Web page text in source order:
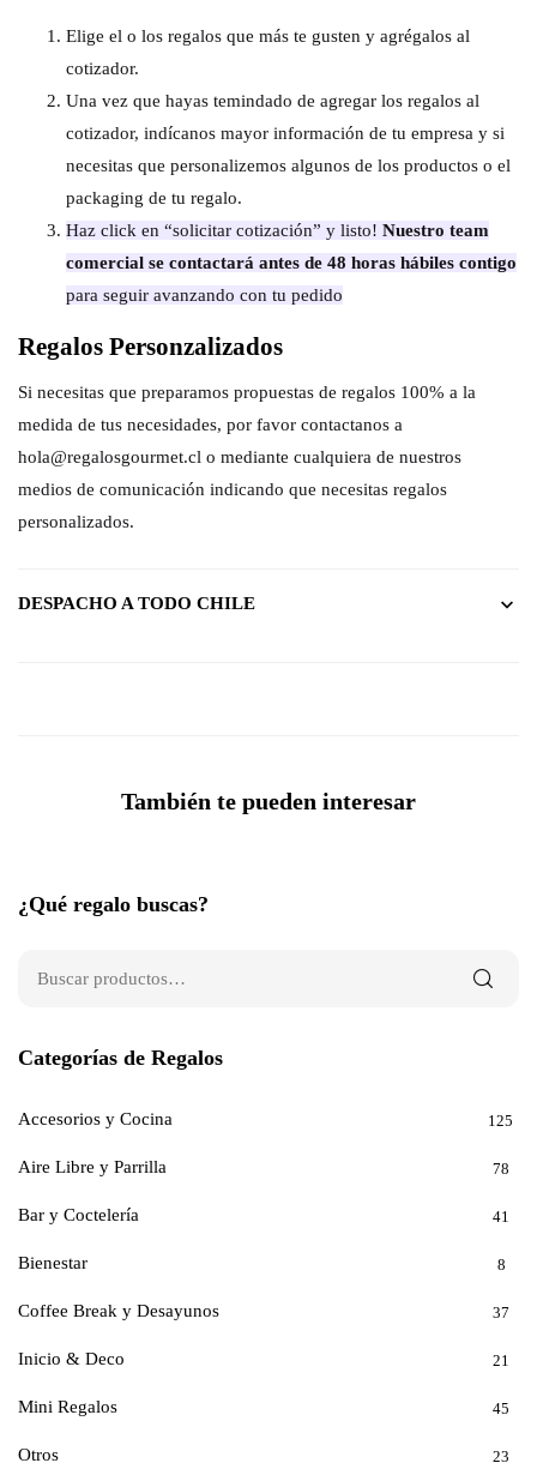
Elige el o los regalos que más te gusten y agrégalos al
cotizador.
Una vez que hayas temindado de agregar los regalos al
cotizador, indícanos mayor información de tu empresa y si
necesitas que personalizemos algunos de los productos o el
packaging de tu regalo.
Haz click en “solicitar cotización” y listo! Nuestro team
comercial se contactará antes de 48 horas hábiles contigo
para seguir avanzando con tu pedido
Regalos Personzalizados
Si necesitas que preparamos propuestas de regalos 100% a la
medida de tus necesidades, por favor contactanos a
hola@regalosgourmet.cl o mediante cualquiera de nuestros
medios de comunicación indicando que necesitas regalos
personalizados.
DESPACHO A TODO CHILE
También te pueden interesar
¿Qué regalo buscas?
Categorías de Regalos
Accesorios y Cocina 125
Aire Libre y Parrilla 78
Bar y Coctelería 41
Bienestar 8
Coffee Break y Desayunos 37
Inicio & Deco 21
Mini Regalos 45
Otros 23